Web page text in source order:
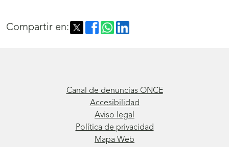
Compartir en:
Canal de denuncias ONCE
Accesibilidad
Aviso legal
Política de privacidad
Mapa Web